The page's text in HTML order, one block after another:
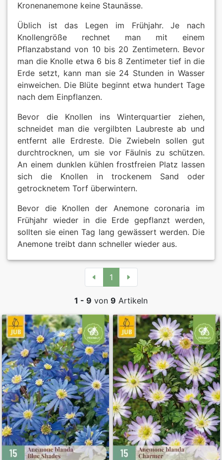
Kronenanemone keine Staunässe.
Üblich ist das Legen im Frühjahr. Je nach
Knollengröße rechnet man mit einem
Pflanzabstand von 10 bis 20 Zentimetern. Bevor
man die Knolle etwa 6 bis 8 Zentimeter tief in die
Erde setzt, kann man sie 24 Stunden in Wasser
einweichen. Die Blüte beginnt etwa hundert Tage
nach dem Einpflanzen.
Bevor die Knollen ins Winterquartier ziehen,
schneidet man die vergilbten Laubreste ab und
entfernt alle Erdreste. Die Zwiebeln sollen gut
durchtrocknen, um sie vor Fäulnis zu schützen.
An einem dunklen kühlen frostfreien Platz lassen
sich die Knollen in trockenem Sand oder
getrocknetem Torf überwintern.
Bevor die Knollen der Anemone coronaria im
Frühjahr wieder in die Erde gepflanzt werden,
sollten sie einen Tag lang gewässert werden. Die
Anemone treibt dann schneller wieder aus.
1
1 - 9 von 9 Artikeln
Impressum
Links